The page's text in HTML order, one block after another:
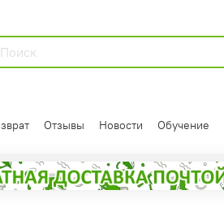
Отзывы Новости Обучение